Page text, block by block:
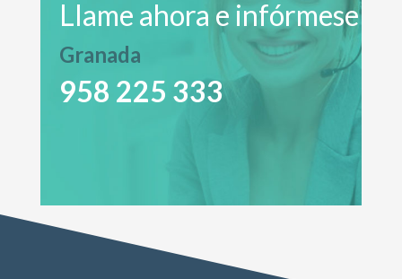
Llame ahora e infórmese
Granada
958 225 333